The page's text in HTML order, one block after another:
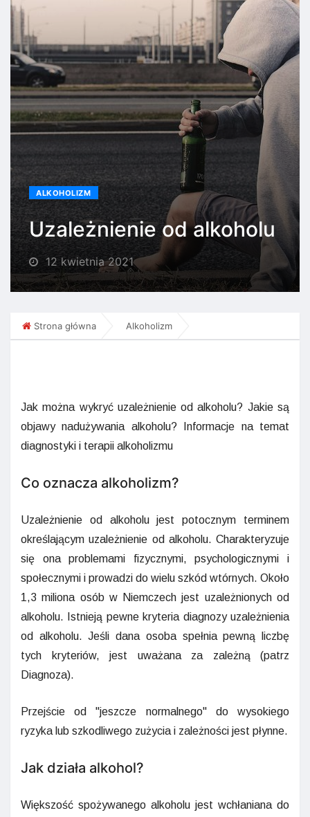
ALKOHOLIZM
Uzależnienie od alkoholu
12 kwietnia 2021
Strona główna Alkoholizm
Jak można wykryć uzależnienie od alkoholu? Jakie są
objawy nadużywania alkoholu? Informacje na temat
diagnostyki i terapii alkoholizmu
Co oznacza alkoholizm?
Uzależnienie od alkoholu jest potocznym terminem
określającym uzależnienie od alkoholu. Charakteryzuje
się ona problemami fizycznymi, psychologicznymi i
społecznymi i prowadzi do wielu szkód wtórnych. Około
1,3 miliona osób w Niemczech jest uzależnionych od
alkoholu. Istnieją pewne kryteria diagnozy uzależnienia
od alkoholu. Jeśli dana osoba spełnia pewną liczbę
tych kryteriów, jest uważana za zależną (patrz
Diagnoza).
Przejście od "jeszcze normalnego" do wysokiego
ryzyka lub szkodliwego zużycia i zależności jest płynne.
Jak działa alkohol?
Większość spożywanego alkoholu jest wchłaniana do